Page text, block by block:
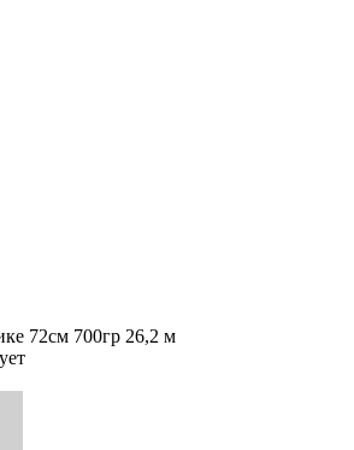
72см 700гр 26,2 м